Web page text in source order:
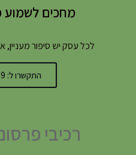
מחכים
לכל עסק יש סיפור מעניין,
התקשרו ל: 03-9153169
רכיבי פרסום